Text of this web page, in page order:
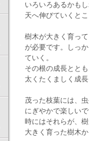
いろいろあるかも
天へ伸びていくと
樹木が大きく育っ
が必要です。しっ
ていく。
その根の成長とと
太くたくましく成
茂った枝葉には、
にぎやかで楽しい
時にはそれらが、
大きく育った樹木